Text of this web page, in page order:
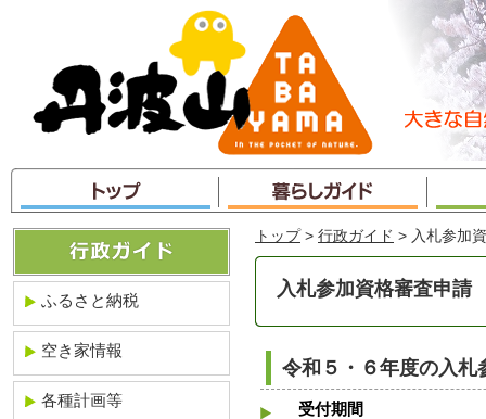
ャ
ン
プ
トップ > 行政ガイド > 入札参加
入札参加資格審査申請
令和５・６年度の入札
受付期間
ふるさと納税
空き家情報
各種計画等